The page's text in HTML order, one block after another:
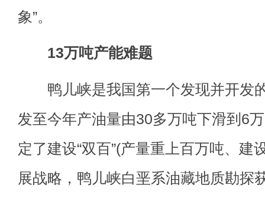
象”。
13万吨产能难题
鸭儿峡是我国第一个发现并开发
发至今年产油量由30多万吨下滑到6
定了建设“双百”(产量重上百万吨、建
展战略，鸭儿峡白垩系油藏地质勘探